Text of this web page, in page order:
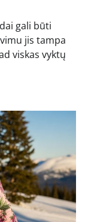
gali būti
jis tampa
viskas vyktų